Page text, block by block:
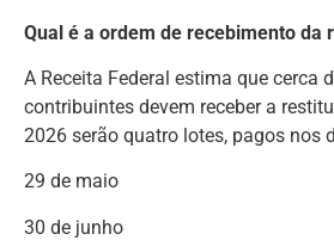
Qual é a ordem de recebimento da
A Receita Federal estima que cerca
contribuintes devem receber a
2026 serão quatro lotes, pagos nos
29 de maio
30 de junho